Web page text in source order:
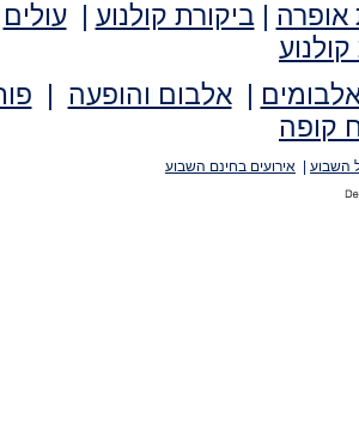
אופרה | ביקורת קולנוע |עולים
קולנוע
|אלבום והופעה |
קופה
השבוע אירועים בחינם השבוע